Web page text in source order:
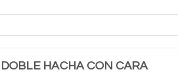
DOBLE HACHA CON CARA